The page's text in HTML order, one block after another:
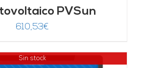
PVSun
610,53€
Sin stock